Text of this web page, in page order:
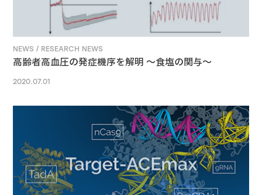
NEWS / RESEARCH NEWS
高齢者高血圧の発症機序を解明 ～食塩の関与～
2020.07.01